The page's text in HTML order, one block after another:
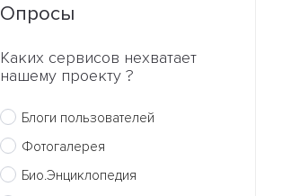
Опросы
Каких сервисов нехватает
нашему проекту ?
Блоги пользователей
Фотогалерея
Био.Энциклопедия